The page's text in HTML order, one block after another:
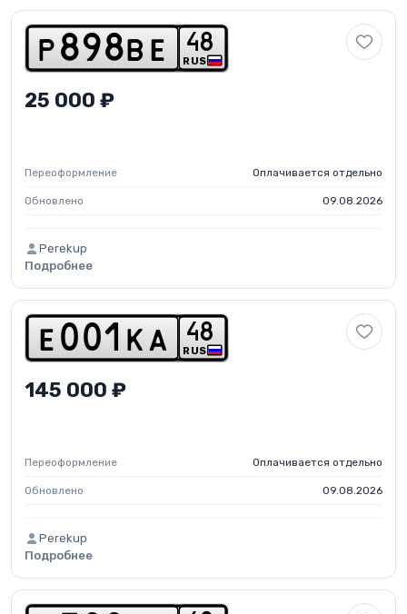
p 8 9 8 b e RUS
48
25 000 ₽
Переоформление Оплачивается отдельно
Обновлено 09.08.2026
Perekup
Подробнее
e 0 01 k a RUS
48
145 000 ₽
Переоформление Оплачивается отдельно
Обновлено 09.08.2026
Perekup
Подробнее